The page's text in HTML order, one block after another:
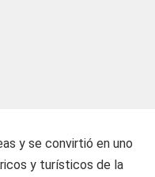
y se convirtió en uno
y turísticos de la